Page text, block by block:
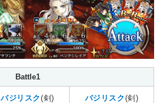
Battle1
バジリスク(剣)
バジリスク(剣)